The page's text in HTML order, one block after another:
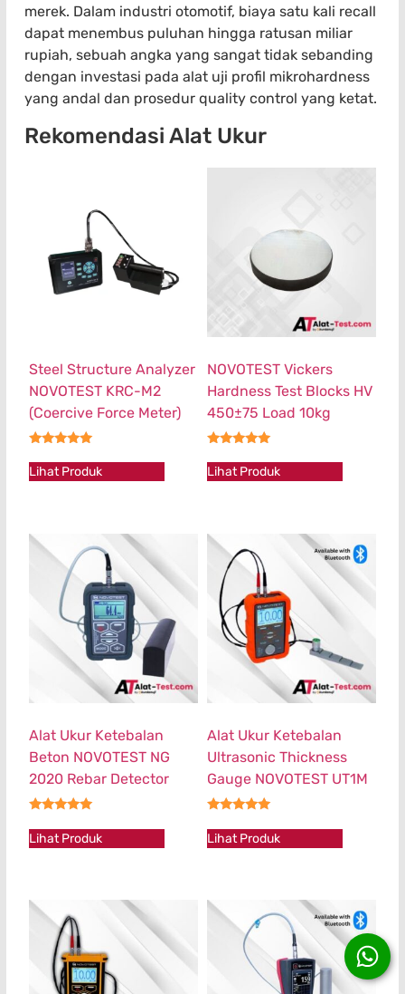
merek. Dalam industri otomotif, biaya satu kali recall
dapat menembus puluhan hingga ratusan miliar
rupiah, sebuah angka yang sangat tidak sebanding
dengan investasi pada alat uji profil mikrohardness
yang andal dan prosedur quality control yang ketat.
Rekomendasi Alat Ukur
Steel Structure Analyzer
NOVOTEST KRC-M2
(Coercive Force Meter)
Lihat Produk
NOVOTEST Vickers
Hardness Test Blocks HV
450±75 Load 10kg
Lihat Produk
Alat Ukur Ketebalan
Beton NOVOTEST NG
2020 Rebar Detector
Lihat Produk
Alat Ukur Ketebalan
Ultrasonic Thickness
Gauge NOVOTEST UT1M
Lihat Produk